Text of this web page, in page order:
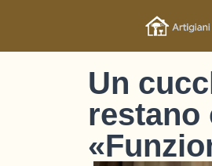
Un
restano